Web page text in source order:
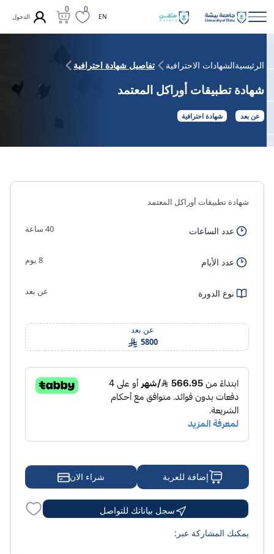
EN
0
0
الدخول
الرئيسيةالشهادات الاحترافية تفاصيل شهادة احترافية
شهادة تطبيقات أوراكل المعتمد
عن بعد شهادة احترافية
شهادة تطبيقات أوراكل المعتمد
عدد الساعات 40 ساعة
عدد الأيام 8 يوم
نوع الدورة عن بعد
عن بعد
5800
إضافة للعربة شراء الان
سجل بياناتك للتواصل
يمكنك المشاركة عبر: